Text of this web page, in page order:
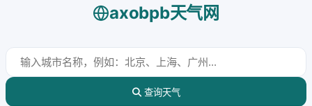
axobpb天气网
查询天气